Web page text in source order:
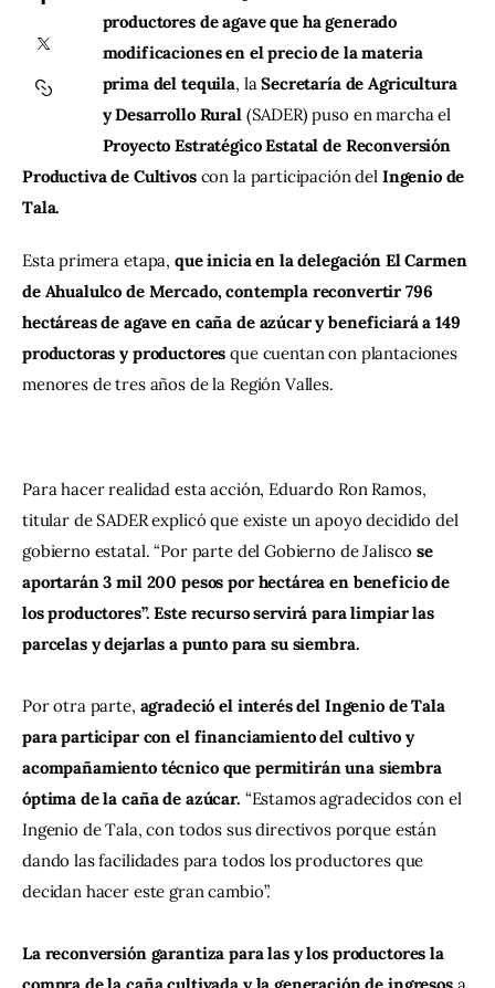
Contacto
productores de agave que ha generado
modificaciones en el precio de la materia
prima del tequila, la Secretaría de Agricultura
y Desarrollo Rural (SADER) puso en marcha el
Proyecto Estratégico Estatal de Reconversión
Productiva de Cultivos con la participación del Ingenio de
Tala.
Esta primera etapa, que inicia en la delegación El Carmen
de Ahualulco de Mercado, contempla reconvertir 796
hectáreas de agave en caña de azúcar y beneficiará a 149
productoras y productores que cuentan con plantaciones
menores de tres años de la Región Valles.
Para hacer realidad esta acción, Eduardo Ron Ramos,
titular de SADER explicó que existe un apoyo decidido del
gobierno estatal. “Por parte del Gobierno de Jalisco se
aportarán 3 mil 200 pesos por hectárea en beneficio de
los productores”. Este recurso servirá para limpiar las
parcelas y dejarlas a punto para su siembra.
Por otra parte, agradeció el interés del Ingenio de Tala
para participar con el financiamiento del cultivo y
acompañamiento técnico que permitirán una siembra
óptima de la caña de azúcar. “Estamos agradecidos con el
Ingenio de Tala, con todos sus directivos porque están
dando las facilidades para todos los productores que
decidan hacer este gran cambio”.
La reconversión garantiza para las y los productores la